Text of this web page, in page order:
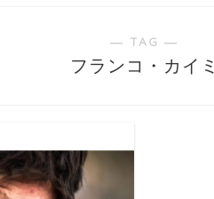
― TAG ―
フランコ・カイミ